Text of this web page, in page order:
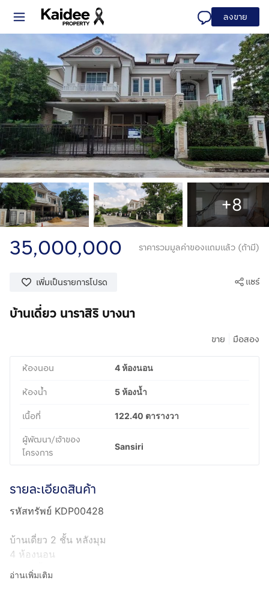
ลงขาย
+8
35,000,000 ราคารวมมูลค่าของแถมแล้ว (ถ้ามี)
เพิ่มเป็นรายการโปรด แชร์
บ้านเดี่ยว นาราสิริ บางนา
ขาย มือสอง
ห้องนอน 4 ห้องนอน
ห้องน้ำ 5 ห้องน้ำ
เนื้อที่ 122.40 ตารางวา
ผู้พัฒนา/เจ้าของ
โครงการ
Sansiri
รายละเอียดสินค้า
รหัสทรัพย์ KDP00428
บ้านเดี่ยว 2 ชั้น หลังมุม
4 ห้องนอน
5 ห้องน้ำ
อ่านเพิ่มเติม